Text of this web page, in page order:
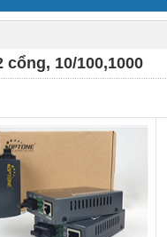
10/100,1000